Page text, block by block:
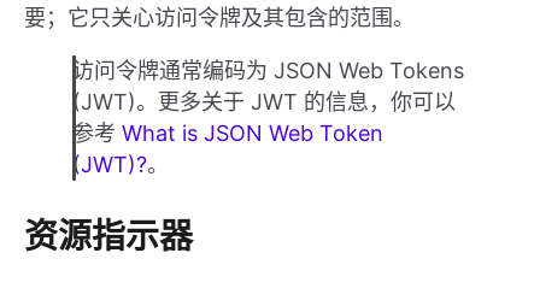
要；它只关心访问令牌及其包含的范围。
访问令牌通常编码为 JSON Web Tokens
(JWT)。更多关于 JWT 的信息，你可以
参考 What is JSON Web Token
(JWT)?。
资源指示器